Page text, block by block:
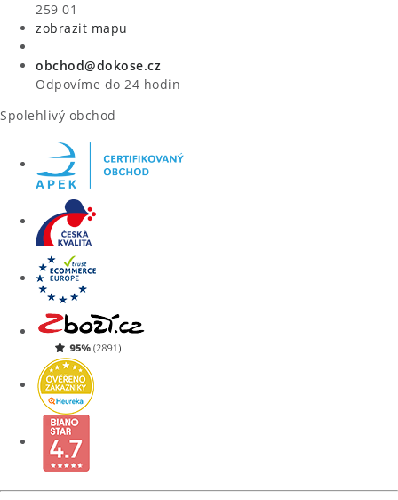
259 01
zobrazit mapu
obchod@dokose.cz
Odpovíme do 24 hodin
Spolehlivý obchod
ZNAČKY
Úvod Kontakt Blog
Moje objednávka